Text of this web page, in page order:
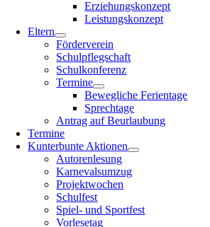
Erziehungskonzept
Leistungskonzept
Eltern
Förderverein
Schulpflegschaft
Schulkonferenz
Termine
Bewegliche Ferientage
Sprechtage
Antrag auf Beurlaubung
Termine
Kunterbunte Aktionen
Autorenlesung
Karnevalsumzug
Projektwochen
Schulfest
Spiel- und Sportfest
Vorlesetag